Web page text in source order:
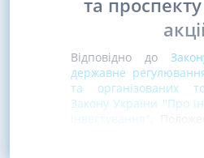
та проспекту
Відповідно до
державне
та організованих
Закону України "Про
інвестування"